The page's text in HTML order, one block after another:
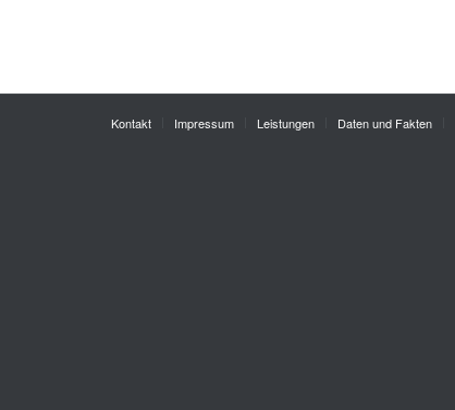
Kontakt Impressum Leistungen Daten und Fakten